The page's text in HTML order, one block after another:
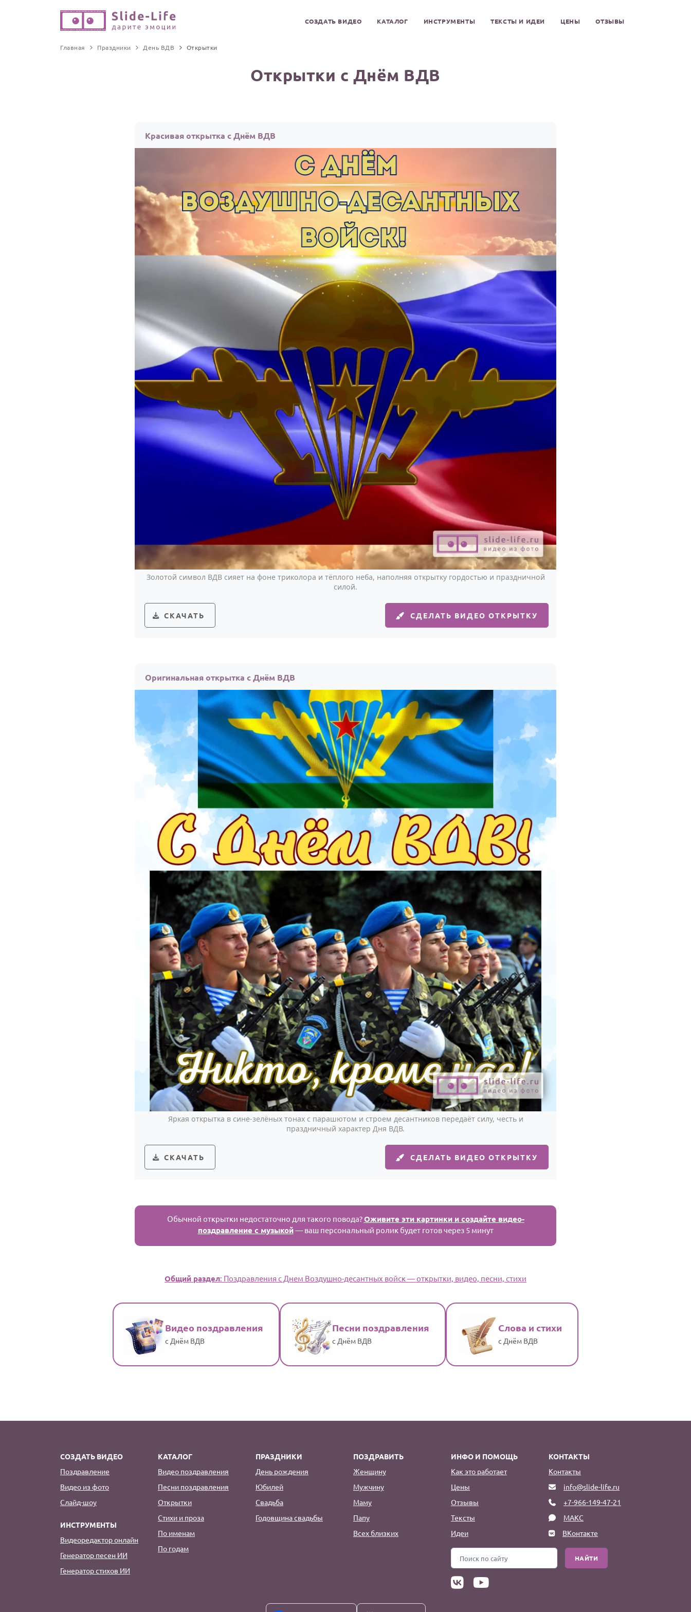
СОЗДАТЬ ВИДЕО КАТАЛОГ ИНСТРУМЕНТЫ ТЕКСТЫ И ИДЕИ ЦЕНЫ ОТЗЫВЫ
Главная Праздники День ВДВ Открытки
Открытки с Днём ВДВ
Красивая открытка с Днём ВДВ
Золотой символ ВДВ сияет на фоне триколора и тёплого неба, наполняя открытку гордостью и праздничной
силой.
СКАЧАТЬ СДЕЛАТЬ ВИДЕО ОТКРЫТКУ
Оригинальная открытка с Днём ВДВ
Яркая открытка в сине-зелёных тонах с парашютом и строем десантников передаёт силу, честь и
праздничный характер Дня ВДВ.
СКАЧАТЬ СДЕЛАТЬ ВИДЕО ОТКРЫТКУ
Обычной открытки недостаточно для такого повода?Оживите эти картинки и создайте видео-
поздравление с музыкой— ваш персональный ролик будет готов через 5 минут
Общий раздел: Поздравления с Днем Воздушно-десантных войск — открытки, видео, песни, стихи
Видео поздравления
с Днём ВДВ
Песни поздравления
с Днём ВДВ
Слова и стихи
с Днём ВДВ
СОЗДАТЬ ВИДЕО
Поздравление
Видео из фото
Слайд-шоу
ИНСТРУМЕНТЫ
Видеоредактор онлайн
Генератор песен ИИ
Генератор стихов ИИ
КАТАЛОГ
Видео поздравления
Песни поздравления
Открытки
Стихи и проза
По именам
По годам
ПРАЗДНИКИ
День рождения
Юбилей
Свадьба
Годовщина свадьбы
ПОЗДРАВИТЬ
Женщину
Мужчину
Маму
Папу
Всех близких
ИНФО И ПОМОЩЬ
Как это работает
Цены
Отзывы
Тексты
Идеи
КОНТАКТЫ
Контакты
info@slide-life.ru
+7-966-149-47-21
МАКС
ВКонтакте
НАЙТИ